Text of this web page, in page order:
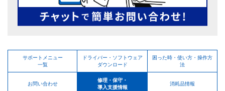
サポートメニュー
一覧
ドライバー・ソフトウェア
ダウンロード
困った時・使い方・操作方
法
お問い合わせ
修理・保守・
導入支援情報
消耗品情報